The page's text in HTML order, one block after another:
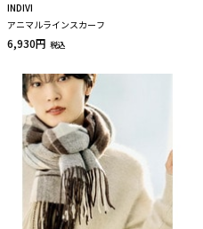
INDIVI
アニマルラインスカーフ
6,930円 税込